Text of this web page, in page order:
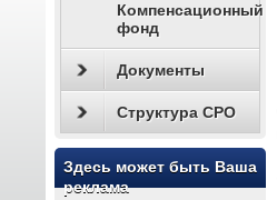
Компенсационный
фонд
Документы
Структура СРО
Здесь может быть Ваша
реклама